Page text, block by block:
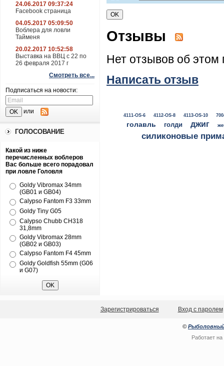
24.06.2017 09:37:24
Facebook страница
04.05.2017 05:09:50
Воблера для ловли
Тайменя
20.02.2017 10:52:58
Выставка на ВВЦ с 22 по
26 февраля 2017 г
Смотреть все...
Подписаться на новости:
или
ГОЛОСОВАНИЕ
Какой из ниже
перечисленных воблеров
Вас больше всего порадовал
при ловле Головля
Goldy Vibromax 34mm
(GB01 и GB04)
Calypso Fantom F3 33mm
Goldy Tiny G05
Calypso Chubb CH318
31,8mm
Goldy Vibromax 28mm
(GB02 и GB03)
Calypso Fantom F4 45mm
Goldy Goldfish 55mm (G06
и G07)
Отзывы
Нет отзывов об этом
Написать отзыв
4111-OS-6 4112-OS-8 4113-OS-10
голавль голди джиг
силиконовые
Зарегистрироваться Вход с паролем
© Рыболовный
Работает